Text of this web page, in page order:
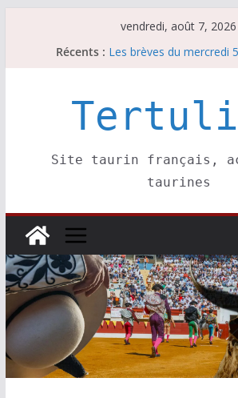
vendredi, août 7, 2026
Récents : Les brèves du mercredi
Escalafón 2026 –
Les brèves du jeudi 6
Site taurin français,
taurines